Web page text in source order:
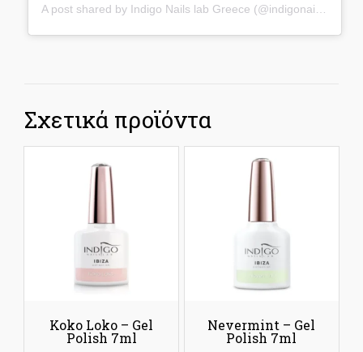
A post shared by Indigo Nails lab Greece (@indigonailslab_greece)
Σχετικά προϊόντα
Koko Loko – Gel
Polish 7ml
Nevermint – Gel
Polish 7ml